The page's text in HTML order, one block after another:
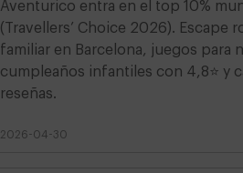
Aventurico entra en el top 10%
(Travellers’ Choice 2026). Escape
familiar en Barcelona, juegos para
cumpleaños infantiles con 4,8⭐ y
reseñas.
2026-04-30